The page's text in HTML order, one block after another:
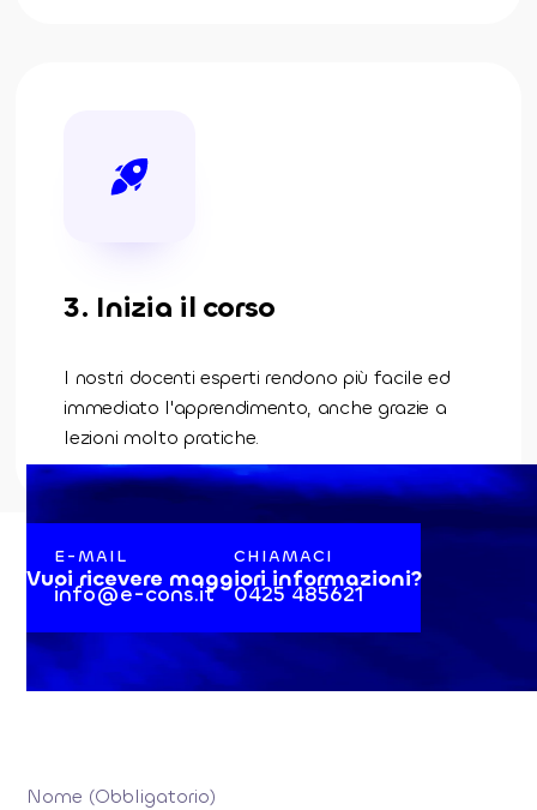
3. Inizia il corso
I nostri docenti esperti rendono più facile ed
immediato l'apprendimento, anche grazie a
lezioni molto pratiche.
Vuoi ricevere maggiori informazioni?
E-MAIL
info@e-cons.it
CHIAMACI
0425 485621